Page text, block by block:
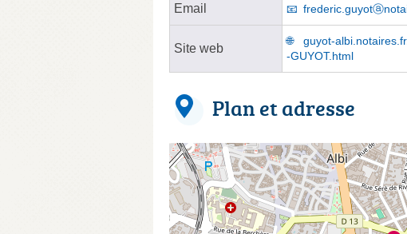
Email
Site web
guyot-
-GUYOT.html
Plan et adresse